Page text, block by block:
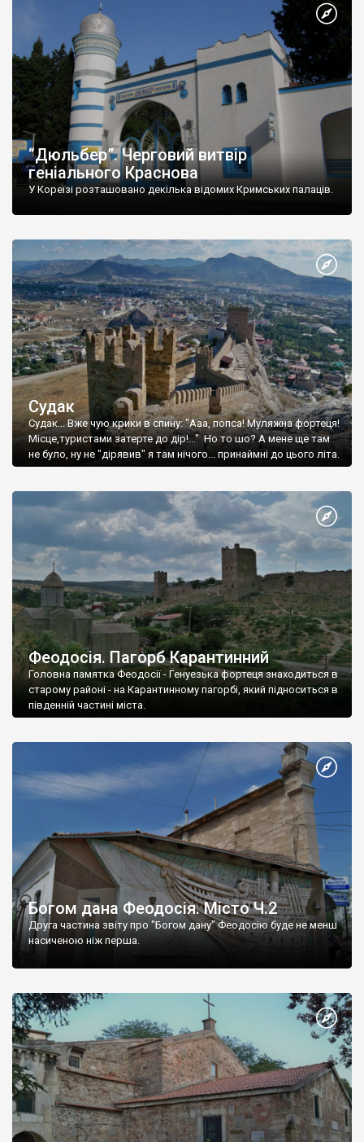
“Дюльбер”. Черговий витвір
геніального Краснова
У Кореїзі розташовано декілька відомих Кримських палаців.
Судак
Судак... Вже чую крики в спину: "Ааа, попса! Муляжна фортеця!
Місце,туристами затерте до дір!..." Но то шо? А мене ще там
не було, ну не "дірявив" я там нічого... принаймні до цього літа.
Феодосія. Пагорб Карантинний
Головна памятка Феодосії - Генуезька фортеця знаходиться в
старому районі - на Карантинному пагорбі, який підноситься в
південній частині міста.
Богом дана Феодосія. Місто Ч.2
Друга частина звіту про "Богом дану" Феодосію буде не менш
насиченою ніж перша.